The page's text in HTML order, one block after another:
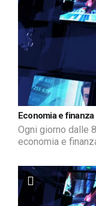
Economia e
Ogni giorno dalle
economia e